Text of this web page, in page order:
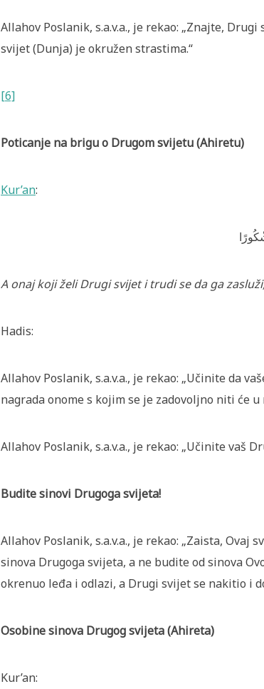
Allahov Poslanik, s.a.v.a., je rekao: „Znajte,
svijet (Dunja) je okružen strastima.“
[6]
Poticanje na brigu o Drugom svijetu (Ahiretu)
Kur’an:
A onaj koji želi Drugi svijet i trudi se da ga
Hadis:
Allahov Poslanik, s.a.v.a., je rekao: „Učinite da
nagrada onome s kojim se je zadovoljno niti će
Allahov Poslanik, s.a.v.a., je rekao: „Učinite vaš
Budite sinovi Drugoga svijeta!
Allahov Poslanik, s.a.v.a., je rekao: „Zaista,
sinova Drugoga svijeta, a ne budite od sinova
okrenuo leđa i odlazi, a Drugi svijet se nakitio i
Osobine sinova Drugog svijeta (Ahireta)
Kur’an: